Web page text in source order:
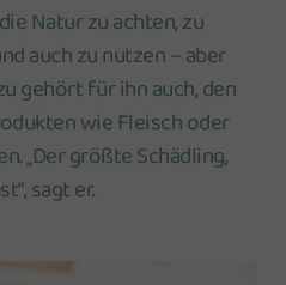
Natur zu achten, zu
auch zu nutzen – aber
gehört für ihn auch, den
wie Fleisch oder
„Der größte Schädling,
sagt er.